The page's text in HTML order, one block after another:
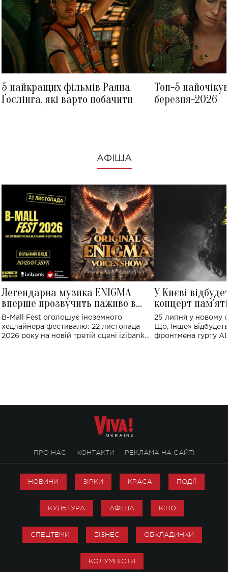
5 найкращих фільмів Раяна
Ґослінга, які варто побачити
Топ-5
березня-2026
АФІША
Легендарна музика ENIGMA
вперше прозвучить наживо в
Україні: де відбудеться концерт
B-Mall Fest оголошує іноземного
хедлайнера фестивалю: 22 листопада
2026 року на новій третій сцені izibank
У Києві
концерт
Клименка:
виконають
25 липня у новому
Що, Інше»
фронтмена гурту
ПРО НАС КОНТАКТИ РЕКЛАМА НА САЙТІ
НОВИНИ ЗІРКИ КРАСА ПОДІЇ
КУЛЬТУРА АФІША КІНО
СПЕЦТЕМИ БІЗНЕС ОБКЛАДИНКИ
КОЛУМНІСТИ